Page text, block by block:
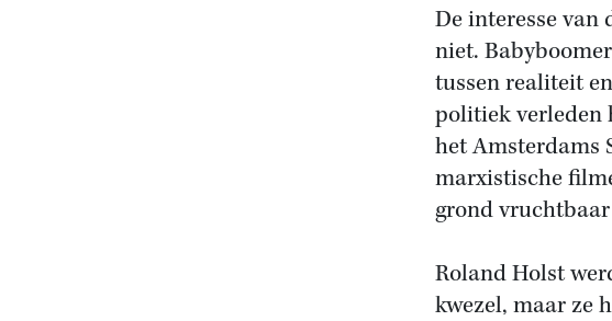
De interesse
niet.
tussen realiteit
politiek verleden
het Amsterdams
marxistische
grond
Roland Holst
kwezel, maar ze